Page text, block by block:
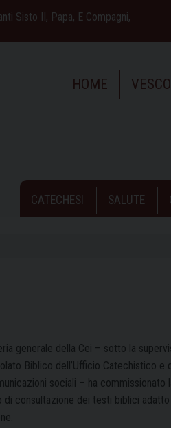
Sisto II, Papa, E Compagni,
HOME
CATECHESI SALUTE
generale della Cei – sotto la
Biblico dell’Ufficio Catechistico e
sociali – ha commissionato
di consultazione dei testi biblici